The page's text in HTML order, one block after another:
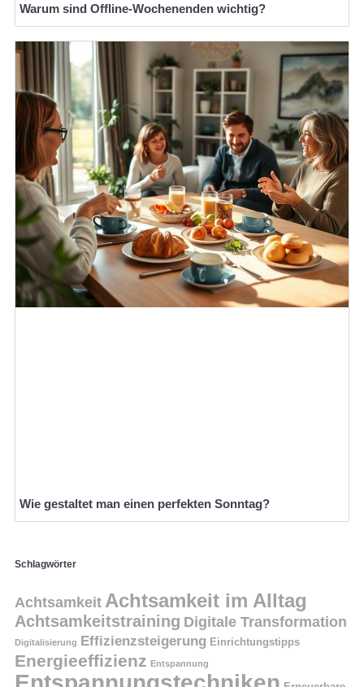
Warum sind Offline-Wochenenden wichtig?
Wie gestaltet man einen perfekten Sonntag?
Schlagwörter
Achtsamkeit Achtsamkeit im Alltag
Achtsamkeitstraining Digitale Transformation
Digitalisierung Effizienzsteigerung Einrichtungstipps
Energieeffizienz Entspannung